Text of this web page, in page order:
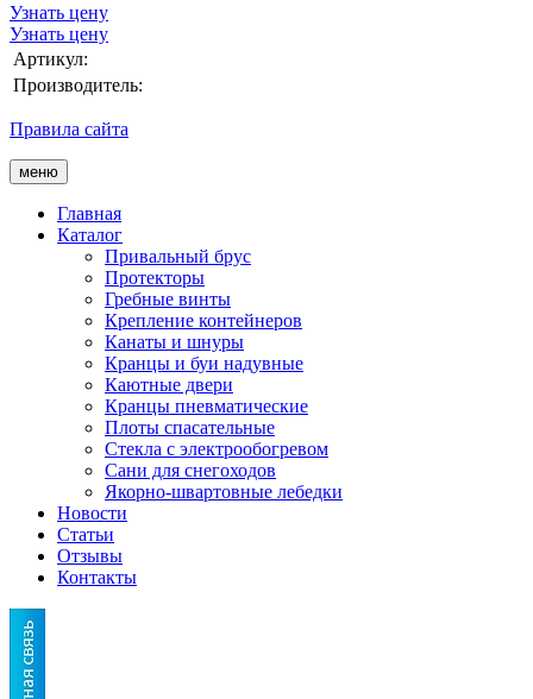
Узнать цену
Узнать цену
Артикул:
Производитель:
Правила сайта
меню
Главная
Каталог
Привальный брус
Протекторы
Гребные винты
Крепление контейнеров
Канаты и шнуры
Кранцы и буи надувные
Каютные двери
Кранцы пневматические
Плоты спасательные
Стекла с электрообогревом
Сани для снегоходов
Якорно-швартовные лебедки
Новости
Статьи
Отзывы
Контакты